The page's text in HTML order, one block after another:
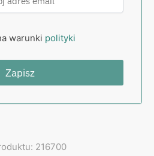
warunki polityki
216700